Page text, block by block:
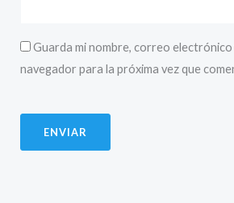
Guarda mi nombre, correo
navegador para la próxima vez que